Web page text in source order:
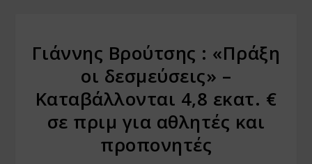
Γιάννης Βρούτσης : «Πράξη
οι δεσμεύσεις» –
Καταβάλλονται 4,8 εκατ. €
σε πριμ για αθλητές και
προπονητές